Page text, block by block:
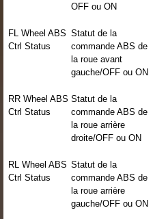
OFF ou ON
FL Wheel ABS
Ctrl Status
Statut de la
commande ABS de
la roue avant
gauche/OFF ou ON
RR Wheel ABS
Ctrl Status
Statut de la
commande ABS de
la roue arrière
droite/OFF ou ON
RL Wheel ABS
Ctrl Status
Statut de la
commande ABS de
la roue arrière
gauche/OFF ou ON